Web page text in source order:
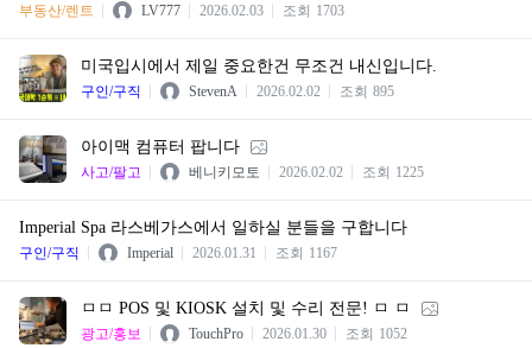
부동산/렌트 LV777 2026.02.03 조회 1703
미국입시에서 제일 중요한건 무조건 내신입니다.
구인/구직 StevenA 2026.02.02 조회 895
아이맥 컴퓨터 팝니다
사고/팔고 베니키모토 2026.02.02 조회 1225
Imperial Spa 라스베가스에서 일하실 분들을 구합니다
구인/구직 Imperial 2026.01.31 조회 1167
ㅁㅁ POS 및 KIOSK 설치 및 수리 전문! ㅁ ㅁ
광고/홍보 TouchPro 2026.01.30 조회 1052